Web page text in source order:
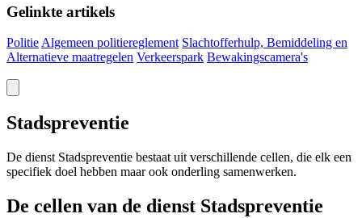
Gelinkte artikels
Politie Algemeen politiereglement Slachtofferhulp, Bemiddeling en
Alternatieve maatregelen Verkeerspark Bewakingscamera's
Stadspreventie
De dienst Stadspreventie bestaat uit verschillende cellen, die elk een
specifiek doel hebben maar ook onderling samenwerken.
De cellen van de dienst Stadspreventie